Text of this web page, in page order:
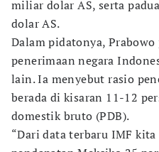
miliar dolar AS, serta
dolar AS.
Dalam pidatonya,
penerimaan negara
lain. Ia menyebut rasio
berada di kisaran 11-12
domestik bruto (PDB).
“Dari data terbaru IMF